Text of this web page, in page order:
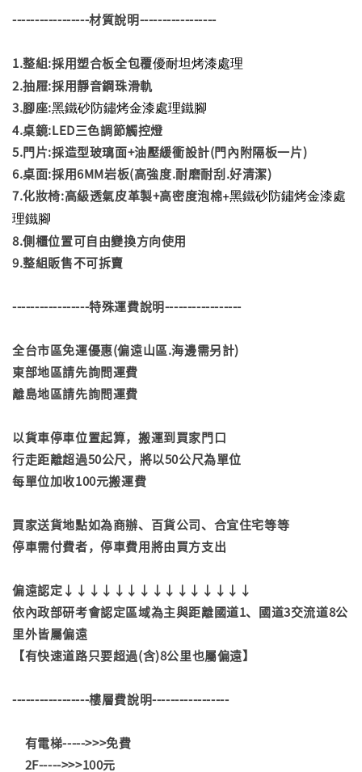
-----------------材質說明-----------------
1.整組:採用塑合板全包覆優耐坦烤漆處理
2.抽屜:採用靜音鋼珠滑軌
3.腳座:黑鐵砂防鏽烤金漆處理鐵腳
4.桌鏡:LED三色調節觸控燈
5.門片:採造型玻璃面+油壓緩衝設計(門內附隔板一片)
6.桌面:採用6MM岩板(高強度.耐磨耐刮.好清潔)
7.化妝椅:高級透氣皮革製+高密度泡棉+黑鐵砂防鏽烤金漆處
理鐵腳
8.側櫃位置可自由變換方向使用
9.整組販售不可拆賣
-----------------特殊運費說明-----------------
全台市區免運優惠(偏遠山區.海邊需另計)
東部地區請先詢問運費
離島地區請先詢問運費
以貨車停車位置起算，搬運到買家門口
行走距離超過50公尺，將以50公尺為單位
每單位加收100元搬運費
買家送貨地點如為商辦、百貨公司、合宜住宅等等
停車需付費者，停車費用將由買方支出
偏遠認定↓↓↓↓↓↓↓↓↓↓↓↓↓↓↓
依內政部研考會認定區域為主與距離國道1、國道3交流道8公
里外皆屬偏遠
【有快速道路只要超過(含)8公里也屬偏遠】
-----------------樓層費說明-----------------
有電梯----->>>免費
2F----->>>100元